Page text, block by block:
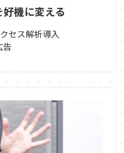
機に変える
セス解析導入
告